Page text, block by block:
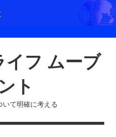
イフ ムーブ
ト
いて明確に考える